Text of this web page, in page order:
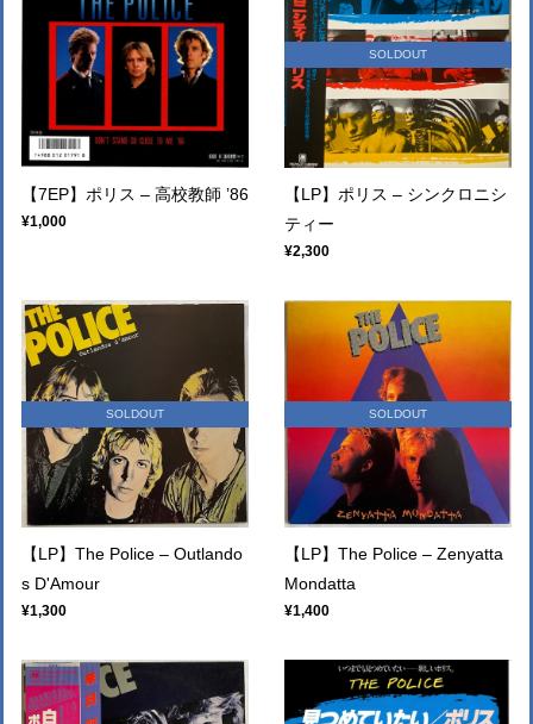
【7EP】ポリス – 高校教師 ’86
¥1,000
SOLDOUT
【LP】ポリス – シンクロニシ
ティー
¥2,300
SOLDOUT
【LP】The Police – Outlando
s D'Amour
¥1,300
SOLDOUT
【LP】The Police – Zenyatta
Mondatta
¥1,400